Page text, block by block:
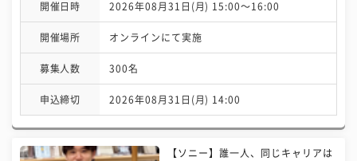
開催日時 2026年08月31日(月) 15:00〜16:00
開催場所 オンラインにて実施
募集人数 300名
申込締切 2026年08月31日(月) 14:00
【ソニー】誰一人、同じキャリアは